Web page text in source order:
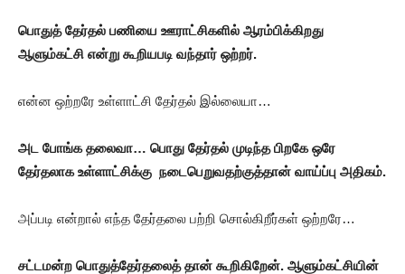
பொதுத் தேர்தல் பணியை ஊராட்சிகளில் ஆரம்பிக்கிறது
ஆளும்கட்சி என்று கூறியபடி வந்தார் ஒற்றர்.
என்ன ஒற்றரே உள்ளாட்சி தேர்தல் இல்லையா…
அட போங்க தலைவா… பொது தேர்தல் முடிந்த பிறகே ஒரே
தேர்தலாக உள்ளாட்சிக்கு நடைபெறுவதற்குத்தான் வாய்ப்பு அதிகம்.
அப்படி என்றால் எந்த தேர்தலை பற்றி சொல்கிறீர்கள் ஒற்றரே…
சட்டமன்ற பொதுத்தேர்தலைத் தான் கூறிகிறேன். ஆளும்கட்சியின்